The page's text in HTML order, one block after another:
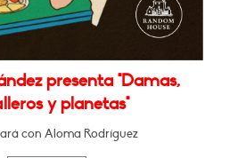
presenta "Damas,
y planetas"
con Aloma Rodríguez